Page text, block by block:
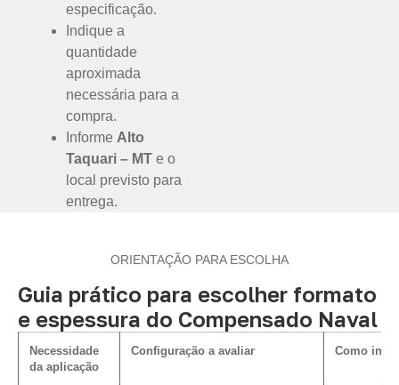
especificação.
Indique a
quantidade
aproximada
necessária para a
compra.
Informe Alto
Taquari – MT e o
local previsto para
entrega.
ORIENTAÇÃO PARA ESCOLHA
Guia prático para escolher formato
e espessura do Compensado Naval
Necessidade
da aplicação
Configuração a avaliar Como